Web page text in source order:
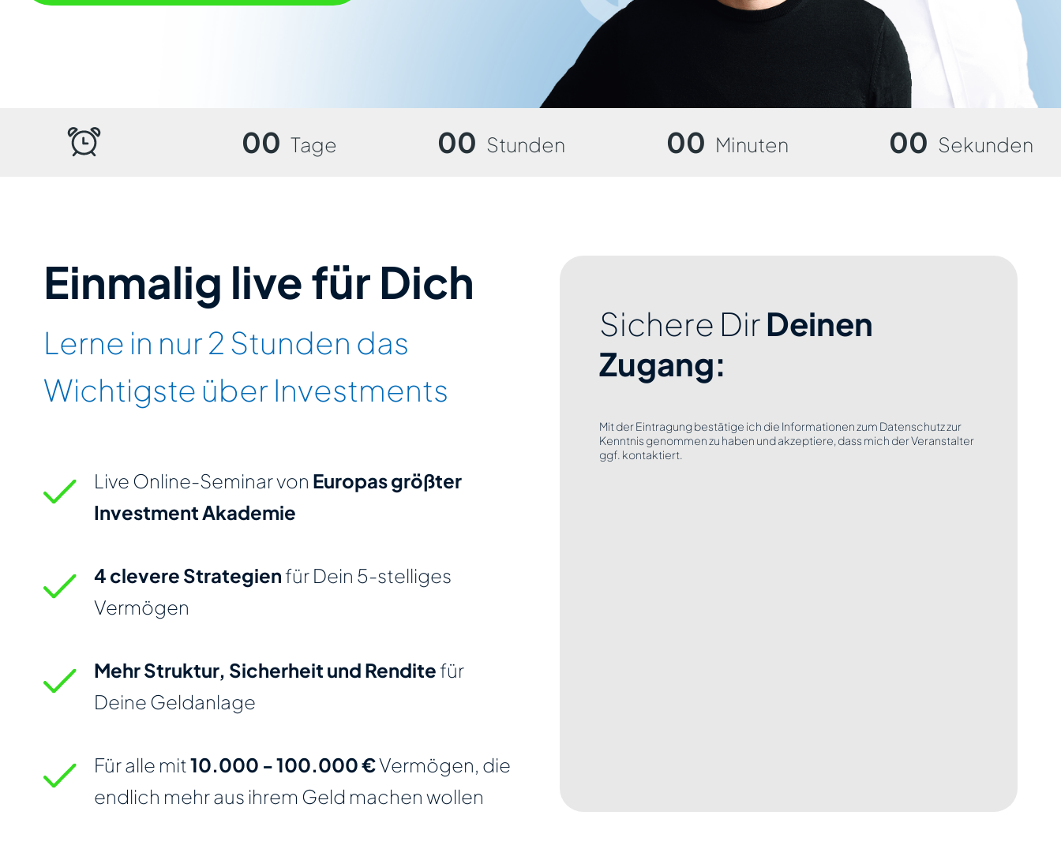
00 Tage 00 Stunden 00 Minuten 00 Sekunden
Einmalig live für Dich
Lerne in nur 2 Stunden das
Wichtigste über Investments
Live Online-Seminar von Europas größter
Investment Akademie
4 clevere Strategienfür Dein 5-stelliges
Vermögen
Mehr Struktur, Sicherheit und Renditefür
Deine Geldanlage
Für alle mit10.000 - 100.000 €Vermögen, die
endlich mehr aus ihrem Geld machen wollen
Sichere DirDeinen
Zugang:
Mit der Eintragung bestätige ich die Informationen zum Datenschutz zur
Kenntnis genommen zu haben und akzeptiere, dass mich der Veranstalter
ggf. kontaktiert.